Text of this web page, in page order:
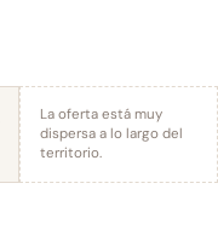
La oferta está muy
dispersa a lo largo del
territorio.